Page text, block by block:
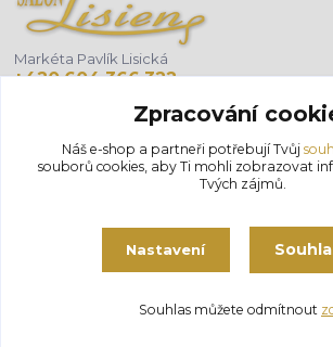
Markéta Pavlík Lisická
+420 604 366 322
info@salonlisien.com
Vytvořeno na Eshop-
Zpracování
Náš e-shop a partneři potřebují Tvůj
souborů cookies, aby Ti mohli zobrazovat
Tvých zájmů.
Nastavení
Souhlas můžete odmítnout